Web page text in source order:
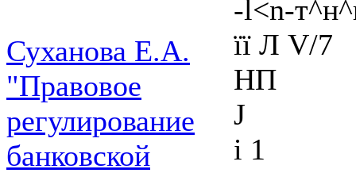
Суханова Е.А.
"Правовое
регулирование
банковской
-l<n-
її Л V/7
НП
J
i 1